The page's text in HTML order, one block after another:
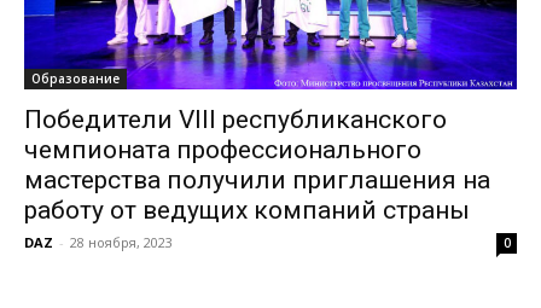
Образование
Победители VIII республиканского
чемпионата профессионального
мастерства получили приглашения на
работу от ведущих компаний страны
DAZ - 28 ноября, 2023 0